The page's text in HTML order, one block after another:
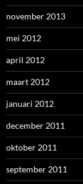
november 2013
mei 2012
april 2012
maart 2012
januari 2012
december 2011
oktober 2011
september 2011